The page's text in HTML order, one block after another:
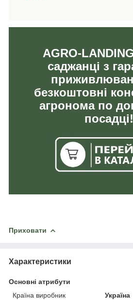
AGRO-
саджанці з
безкоштовні
агронома по
посадці!
Приховати
Характеристики
Основні атрибути
Країна виробник
Україна